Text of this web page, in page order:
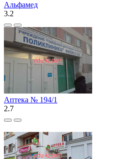
Альфамед
3.2
Аптека № 194/1
2.7